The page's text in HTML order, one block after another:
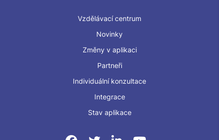
Vzdělávací centrum
Novinky
Změny v aplikaci
Partneři
Individuální konzultace
Integrace
Stav aplikace